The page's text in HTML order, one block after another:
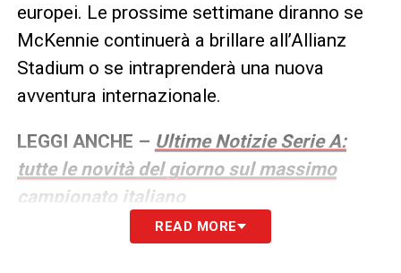
europei. Le prossime settimane diranno se
McKennie continuerà a brillare all’Allianz
Stadium o se intraprenderà una nuova
avventura internazionale.
LEGGI ANCHE – Ultime Notizie Serie A:
tutte le novità del giorno sul massimo
campionato italiano
READ MORE